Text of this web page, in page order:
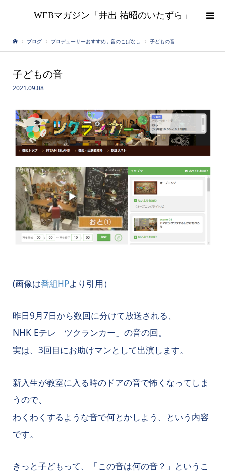
WEBマガジン「井出 祐昭のいたずら」
ブログ プロデューサーおすすめ , 音のこばなし 子どもの音
子どもの音
2021.09.08
(画像は番組HPより引用）
昨日9月7日から数回に分けて放送される、
NHK Eテレ「ツクランカー」の音の回。
実は、3回目にお助けマンとして出演します。
新入生が教室に入る時のドアの音で怖くなってしま
うので、
わくわくするような音で何とかしよう、という内容
です。
きっと子どもって、「この音は何の音？」というこ